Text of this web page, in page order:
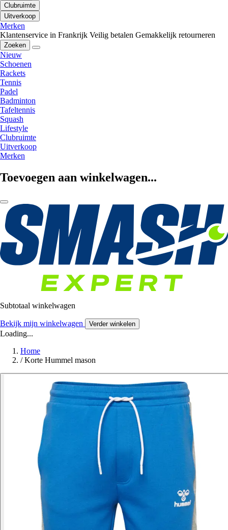
Clubruimte
Uitverkoop
Merken
Klantenservice in Frankrijk Veilig betalen Gemakkelijk retourneren
Zoeken
Nieuw
Schoenen
Rackets
Tennis
Padel
Badminton
Tafeltennis
Squash
Lifestyle
Clubruimte
Uitverkoop
Merken
Toevoegen aan winkelwagen...
Subtotaal winkelwagen
Bekijk mijn winkelwagen Verder winkelen
Loading...
Home
/ Korte Hummel mason